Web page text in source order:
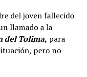
del joven fallecido
llamado a la
del Tolima, para
pero no